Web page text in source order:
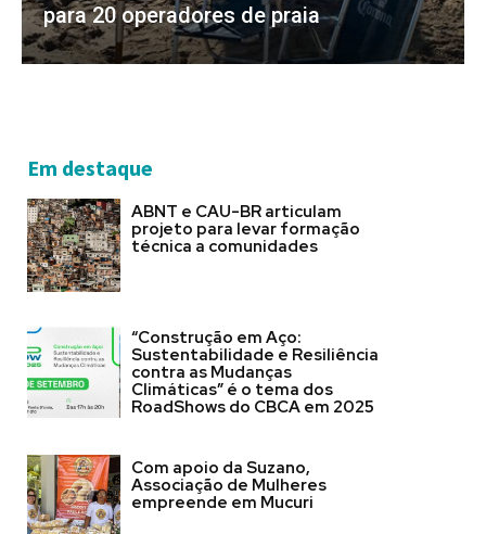
para 20 operadores de praia
Em destaque
ABNT e CAU-BR articulam
projeto para levar formação
técnica a comunidades
“Construção em Aço:
Sustentabilidade e Resiliência
contra as Mudanças
Climáticas” é o tema dos
RoadShows do CBCA em 2025
Com apoio da Suzano,
Associação de Mulheres
empreende em Mucuri